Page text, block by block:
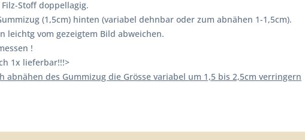
Stoff doppellagig.
(1,5cm) hinten (variabel dehnbar oder zum abnähen 1-1,5cm).
leichtg vom gezeigtem Bild abweichen.
!
1x lieferbar!!!>
abnähen des Gummizug die Grösse variabel um 1,5 bis 2,5cm verringern